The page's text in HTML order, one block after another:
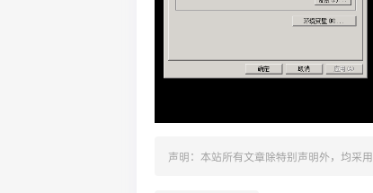
声明：本站所有文章除特别声明外，均采用